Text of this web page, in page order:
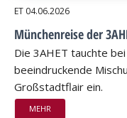
ET 04.06.2026
Münchenreise der
Die 3AHET tauchte
beeindruckende
Großstadtflair ein.
MEHR